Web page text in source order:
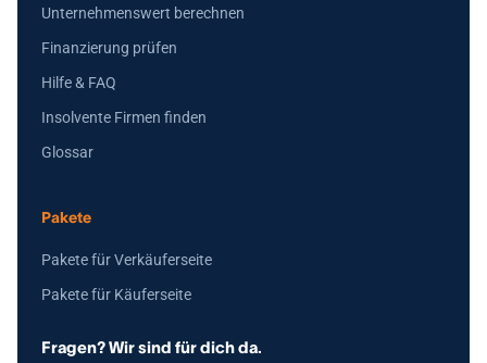
Unternehmenswert berechnen
Finanzierung prüfen
Hilfe & FAQ
Insolvente Firmen finden
Glossar
Pakete
Pakete für Verkäuferseite
Pakete für Käuferseite
Fragen? Wir sind für dich da.